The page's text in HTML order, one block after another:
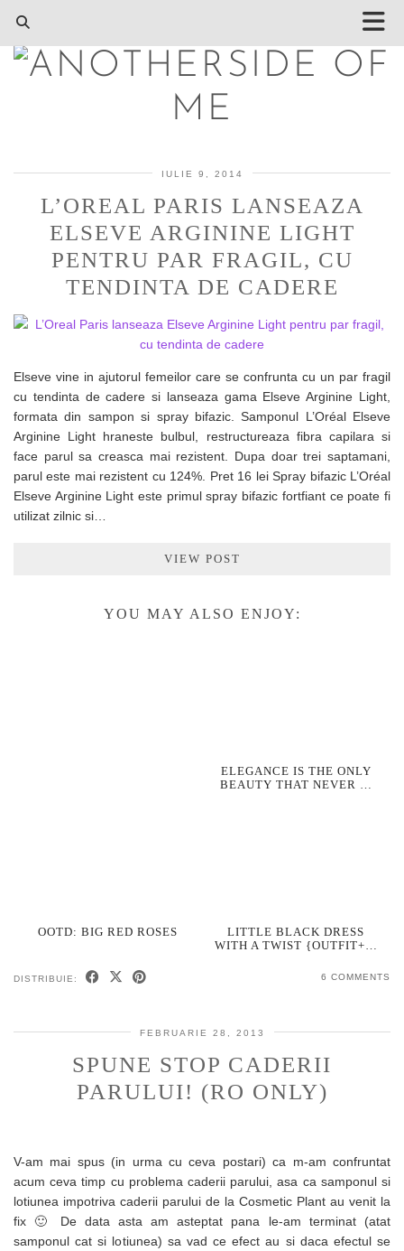
IULIE 9, 2014
L’OREAL PARIS LANSEAZA
ELSEVE ARGININE LIGHT
PENTRU PAR FRAGIL, CU
TENDINTA DE CADERE
Elseve vine in ajutorul femeilor care se confrunta cu un par fragil
cu tendinta de cadere si lanseaza gama Elseve Arginine Light,
formata din sampon si spray bifazic. Samponul L’Oréal Elseve
Arginine Light hraneste bulbul, restructureaza fibra capilara si
face parul sa creasca mai rezistent. Dupa doar trei saptamani,
parul este mai rezistent cu 124%. Pret 16 lei Spray bifazic L’Oréal
Elseve Arginine Light este primul spray bifazic fortfiant ce poate fi
utilizat zilnic si…
VIEW POST
YOU MAY ALSO ENJOY:
ELEGANCE IS THE ONLY
BEAUTY THAT NEVER …
OOTD: BIG RED ROSES
LITTLE BLACK DRESS
WITH A TWIST {OUTFIT+…
DISTRIBUIE: 6 COMMENTS
FEBRUARIE 28, 2013
SPUNE STOP CADERII
PARULUI! (RO ONLY)
V-am mai spus (in urma cu ceva postari) ca m-am confruntat
acum ceva timp cu problema caderii parului, asa ca samponul si
lotiunea impotriva caderii parului de la Cosmetic Plant au venit la
fix 🙂 De data asta am asteptat pana le-am terminat (atat
samponul cat si lotiunea) sa vad ce efect au si daca efectul se